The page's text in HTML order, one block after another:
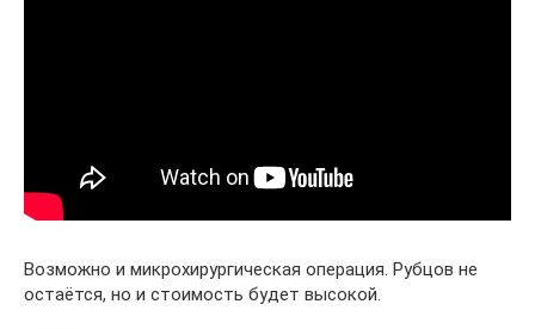
Возможно и микрохирургическая операция. Рубцов не
остаётся, но и стоимость будет высокой.